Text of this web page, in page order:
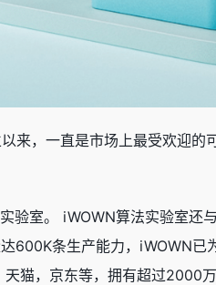
来，一直是市场上最受欢迎
验室。 iWOWN算法实验室
600K条生产能力，iWOWN
猫，京东等，拥有超过2000万